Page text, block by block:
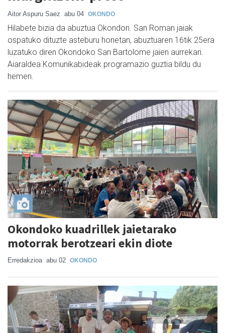
Aitor Aspuru Saez abu 04 OKONDO
Hilabete bizia da abuztua Okondon. San Roman jaiak
ospatuko dituzte asteburu honetan, abuztuaren 16tik 25era
luzatuko diren Okondoko San Bartolome jaien aurrekari.
Aiaraldea Komunikabideak programazio guztia bildu du
hemen.
Okondoko kuadrillek jaietarako
motorrak berotzeari ekin diote
Erredakzioa abu 02 OKONDO